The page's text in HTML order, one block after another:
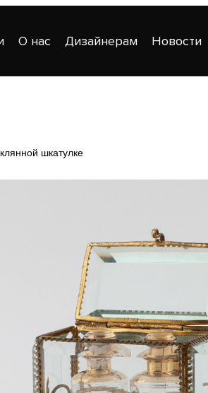
О нас Дизайнерам Новости
шкатулке